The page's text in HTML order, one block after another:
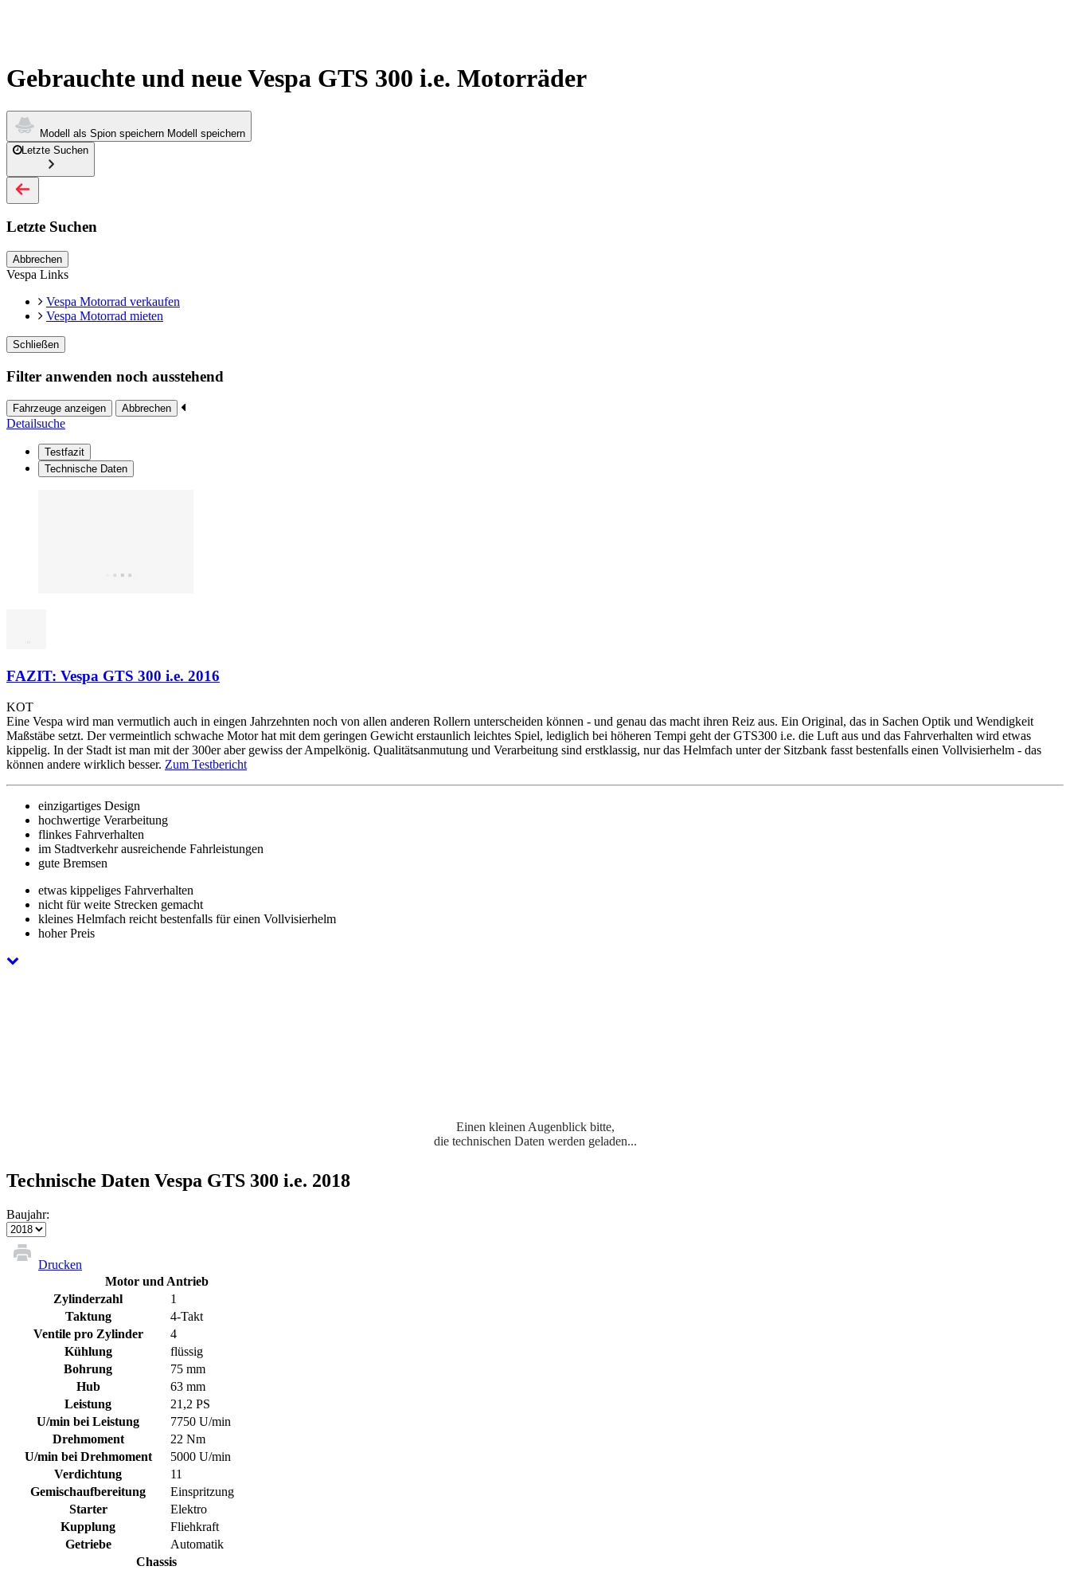
Gebrauchte und neue Vespa GTS 300 i.e. Motorräder
Modell als Spion speichern Modell speichern
Letzte Suchen
Letzte Suchen
Abbrechen
Vespa Links
Vespa Motorrad verkaufen
Vespa Motorrad mieten
Schließen
Filter anwenden noch ausstehend
Fahrzeuge anzeigen Abbrechen
Detailsuche
Testfazit
Technische Daten
FAZIT: Vespa GTS 300 i.e. 2016
KOT
Eine Vespa wird man vermutlich auch in eingen Jahrzehnten noch von allen anderen Rollern unterscheiden können - und genau das macht ihren Reiz aus. Ein Original, das in Sachen Optik und Wendigkeit
Maßstäbe setzt. Der vermeintlich schwache Motor hat mit dem geringen Gewicht erstaunlich leichtes Spiel, lediglich bei höheren Tempi geht der GTS300 i.e. die Luft aus und das Fahrverhalten wird etwas
kippelig. In der Stadt ist man mit der 300er aber gewiss der Ampelkönig. Qualitätsanmutung und Verarbeitung sind erstklassig, nur das Helmfach unter der Sitzbank fasst bestenfalls einen Vollvisierhelm - das
können andere wirklich besser. Zum Testbericht
einzigartiges Design
hochwertige Verarbeitung
flinkes Fahrverhalten
im Stadtverkehr ausreichende Fahrleistungen
gute Bremsen
etwas kippeliges Fahrverhalten
nicht für weite Strecken gemacht
kleines Helmfach reicht bestenfalls für einen Vollvisierhelm
hoher Preis
Einen kleinen Augenblick bitte,
die technischen Daten werden geladen...
Technische Daten Vespa GTS 300 i.e. 2018
Baujahr:
Drucken
Motor und Antrieb
Zylinderzahl
1
Taktung
4-Takt
Ventile pro Zylinder
4
Kühlung
flüssig
Bohrung
75 mm
Hub
63 mm
Leistung
21,2 PS
U/min bei Leistung
7750 U/min
Drehmoment
22 Nm
U/min bei Drehmoment
5000 U/min
Verdichtung
11
Gemischaufbereitung
Einspritzung
Starter
Elektro
Kupplung
Fliehkraft
Getriebe
Automatik
Chassis